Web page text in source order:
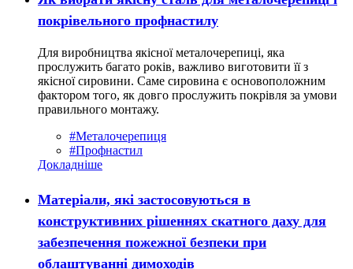
покрівельного профнастилу
Для виробництва якісної металочерепиці, яка
прослужить багато років, важливо виготовити її з
якісної сировини. Саме сировина є основоположним
фактором того, як довго прослужить покрівля за умови
правильного монтажу.
#Металочерепиця
#Профнастил
Докладніше
Матеріали, які застосовуються в
конструктивних рішеннях скатного даху для
забезпечення пожежної безпеки при
облаштуванні димоходів